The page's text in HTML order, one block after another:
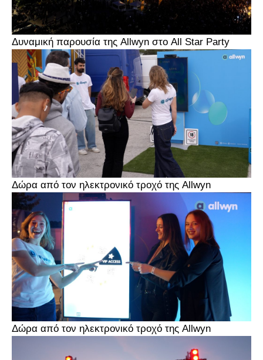
Δυναμική παρουσία της Allwyn στο All Star Party
Δώρα από τον ηλεκτρονικό τροχό της Allwyn
Δώρα από τον ηλεκτρονικό τροχό της Allwyn